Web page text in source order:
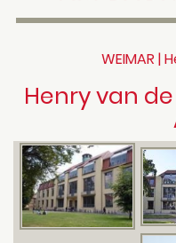
WEIMAR |
Henry van